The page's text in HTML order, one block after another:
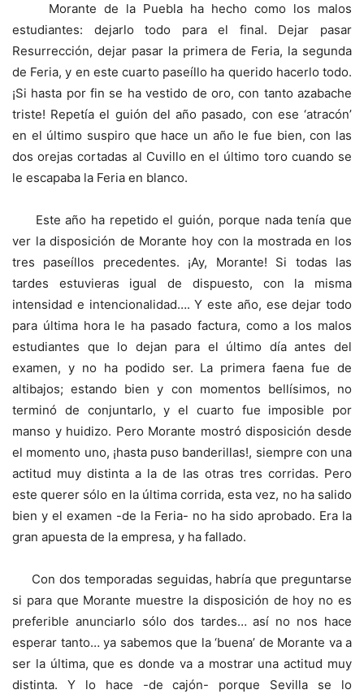
Morante de la Puebla ha hecho como los malos
estudiantes: dejarlo todo para el final. Dejar pasar
Resurrección, dejar pasar la primera de Feria, la segunda
de Feria, y en este cuarto paseíllo ha querido hacerlo todo.
¡Si hasta por fin se ha vestido de oro, con tanto azabache
triste! Repetía el guión del año pasado, con ese ‘atracón’
en el último suspiro que hace un año le fue bien, con las
dos orejas cortadas al Cuvillo en el último toro cuando se
le escapaba la Feria en blanco.
Este año ha repetido el guión, porque nada tenía que
ver la disposición de Morante hoy con la mostrada en los
tres paseíllos precedentes. ¡Ay, Morante! Si todas las
tardes estuvieras igual de dispuesto, con la misma
intensidad e intencionalidad…. Y este año, ese dejar todo
para última hora le ha pasado factura, como a los malos
estudiantes que lo dejan para el último día antes del
examen, y no ha podido ser. La primera faena fue de
altibajos; estando bien y con momentos bellísimos, no
terminó de conjuntarlo, y el cuarto fue imposible por
manso y huidizo. Pero Morante mostró disposición desde
el momento uno, ¡hasta puso banderillas!, siempre con una
actitud muy distinta a la de las otras tres corridas. Pero
este querer sólo en la última corrida, esta vez, no ha salido
bien y el examen -de la Feria- no ha sido aprobado. Era la
gran apuesta de la empresa, y ha fallado.
Con dos temporadas seguidas, habría que preguntarse
si para que Morante muestre la disposición de hoy no es
preferible anunciarlo sólo dos tardes… así no nos hace
esperar tanto… ya sabemos que la ‘buena’ de Morante va a
ser la última, que es donde va a mostrar una actitud muy
distinta. Y lo hace -de cajón- porque Sevilla se lo